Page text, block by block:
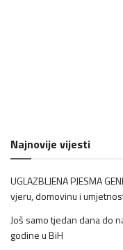
Najnovije vijesti
UGLAZBLJENA PJESMA
vjeru, domovinu i
Još samo tjedan dana do
godine u BiH